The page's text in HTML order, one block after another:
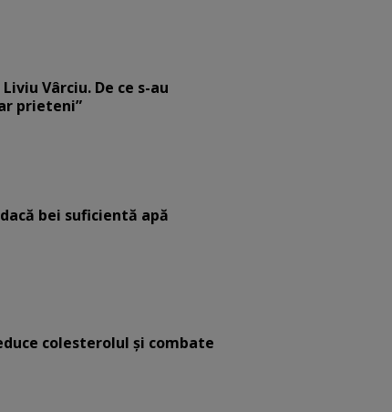
Vârciu. De ce s-au
prieteni”
bei suficientă apă
colesterolul și combate